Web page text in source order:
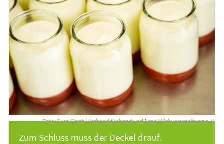
Foto: Sven Sindt / Verband für handwerkliche Milchverarbeitung e. V.
Zum Schluss muss der Deckel drauf.